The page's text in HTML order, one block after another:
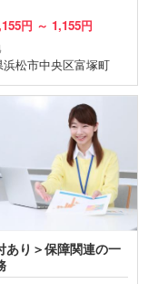
円 ～ 1,155円
浜松市中央区富塚町
あり＞保障関連の一